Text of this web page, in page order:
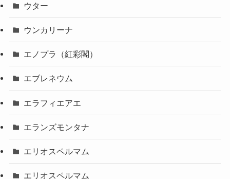
ウター
ウンカリーナ
エノプラ（紅彩閣）
エブレネウム
エラフィエアエ
エランズモンタナ
エリオスペルマム
エリオスペルマム